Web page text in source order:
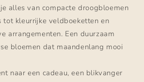
alles van compacte droogbloemen
tot kleurrijke veldboeketten en
arrangementen. Een duurzaam
bloemen dat maandenlang mooi
naar een cadeau, een blikvanger